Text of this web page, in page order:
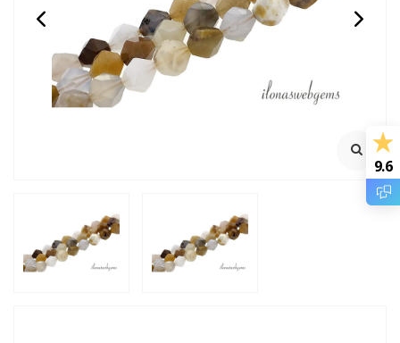
Handig basis rijgsetje
Klik voor meer informatie
€10,95 Incl. btw
€9,05 Excl. btw
Streng 37cm
Incl. btw
Excl. btw
9.6